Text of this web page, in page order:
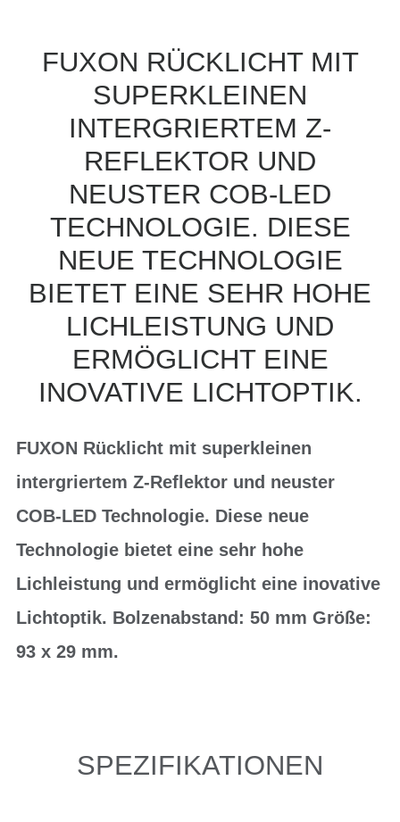
FUXON RÜCKLICHT MIT
SUPERKLEINEN
INTERGRIERTEM Z-
REFLEKTOR UND
NEUSTER COB-LED
TECHNOLOGIE. DIESE
NEUE TECHNOLOGIE
BIETET EINE SEHR HOHE
LICHLEISTUNG UND
ERMÖGLICHT EINE
INOVATIVE LICHTOPTIK.
FUXON Rücklicht mit superkleinen
intergriertem Z-Reflektor und neuster
COB-LED Technologie. Diese neue
Technologie bietet eine sehr hohe
Lichleistung und ermöglicht eine inovative
Lichtoptik. Bolzenabstand: 50 mm Größe:
93 x 29 mm.
SPEZIFIKATIONEN